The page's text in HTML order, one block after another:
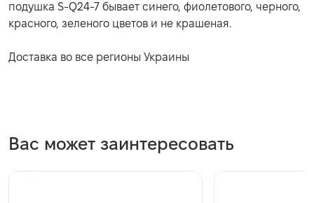
подушка S-Q24-7 бывает синего, фиолетового, черного,
красного, зеленого цветов и не крашеная.
Доставка во все регионы Украины
Вас может заинтересовать